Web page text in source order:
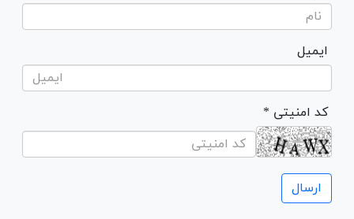
ایمیل
* کد امنیتی